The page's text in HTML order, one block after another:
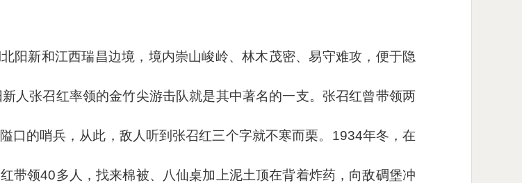
阳新和江西瑞昌边境，境内崇山峻岭、林木茂密、易守难攻，便于隐
人张召红率领的金竹尖游击队就是其中著名的一支。张召红曾带领两
口的哨兵，从此，敌人听到张召红三个字就不寒而栗。1934年冬，在
带领40多人，找来棉被、八仙桌加上泥土顶在背着炸药，向敌碉堡冲